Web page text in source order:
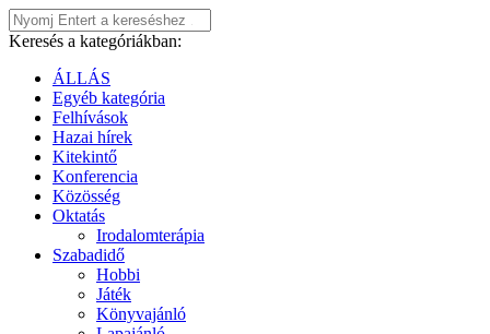
Keresés a kategóriákban:
ÁLLÁS
Egyéb kategória
Felhívások
Hazai hírek
Kitekintő
Konferencia
Közösség
Oktatás
Irodalomterápia
Szabadidő
Hobbi
Játék
Könyvajánló